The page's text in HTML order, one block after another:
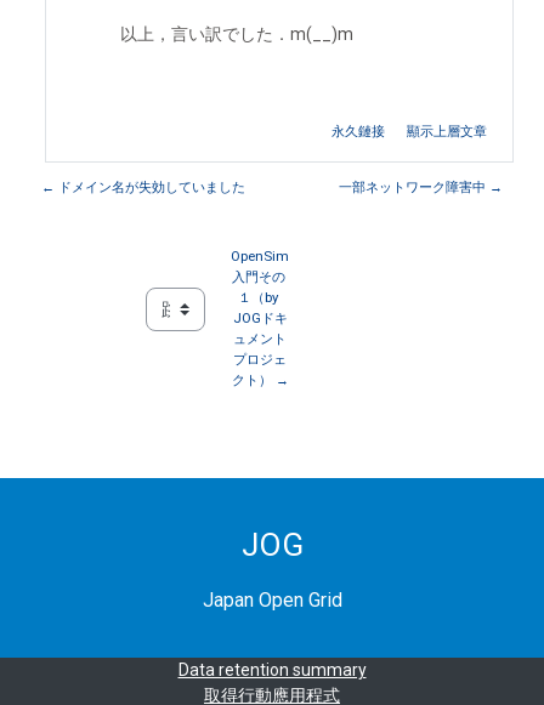
以上，言い訳でした．m(__)m
永久鏈接 顯示上層文章
← ドメイン名が失効していました 一部ネットワーク障害中 →
跳至...
OpenSim
入門その
１（by
JOGドキ
ュメント
プロジェ
クト） →
JOG
Japan Open Grid
Data retention summary
取得行動應用程式